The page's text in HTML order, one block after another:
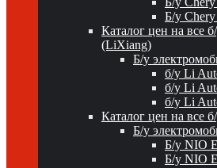
Б/у
Каталог цен на все
(LiXiang)
Б/у
б/у Li
б/у Li
б/у Li
Каталог цен на все
Б/у
Б/у NIO
Б/у NIO